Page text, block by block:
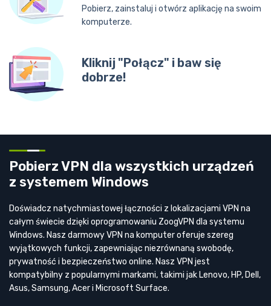
Pobierz, zainstaluj i otwórz aplikację na swoim
komputerze.
Kliknij "Połącz" i baw się
dobrze!
Pobierz VPN dla wszystkich urządzeń
z systemem Windows
Doświadcz natychmiastowej łączności z lokalizacjami VPN na
całym świecie dzięki oprogramowaniu ZoogVPN dla systemu
Windows. Nasz darmowy VPN na komputer oferuje szereg
wyjątkowych funkcji, zapewniając niezrównaną swobodę,
prywatność i bezpieczeństwo online. Nasz VPN jest
kompatybilny z popularnymi markami, takimi jak Lenovo, HP, Dell,
Asus, Samsung, Acer i Microsoft Surface.